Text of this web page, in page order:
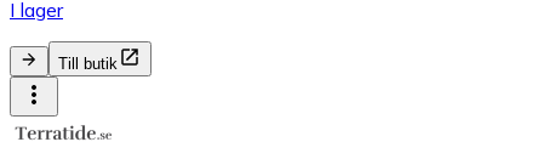
I lager
Till butik